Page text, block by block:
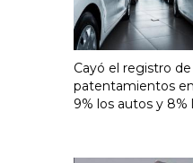
Cayó el registro de
patentamientos
9% los autos y 8%